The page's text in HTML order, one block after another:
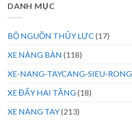
DANH MỤC
BỘ NGUỒN THỦY LỰC (17)
XE NÂNG BÀN (118)
XE-NANG-TAYCANG-SIEU-RONG
XE ĐẨY HAI TẦNG(18)
XE NÂNG TAY(213)